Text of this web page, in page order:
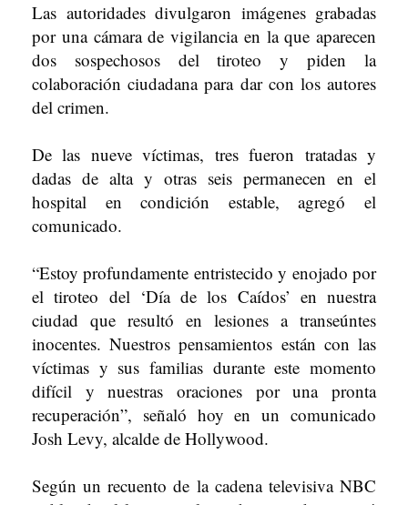
Las autoridades divulgaron imágenes grabadas
por una cámara de vigilancia en la que aparecen
dos sospechosos del tiroteo y piden la
colaboración ciudadana para dar con los autores
del crimen.
De las nueve víctimas, tres fueron tratadas y
dadas de alta y otras seis permanecen en el
hospital en condición estable, agregó el
comunicado.
“Estoy profundamente entristecido y enojado por
el tiroteo del ‘Día de los Caídos’ en nuestra
ciudad que resultó en lesiones a transeúntes
inocentes. Nuestros pensamientos están con las
víctimas y sus familias durante este momento
difícil y nuestras oraciones por una pronta
recuperación”, señaló hoy en un comunicado
Josh Levy, alcalde de Hollywood.
Según un recuento de la cadena televisiva NBC